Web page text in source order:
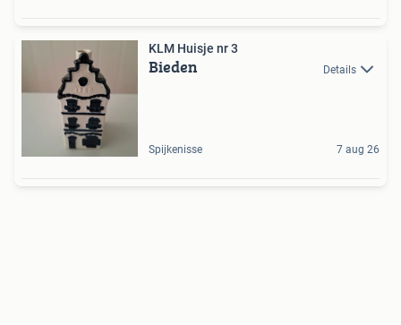
KLM Huisje nr 3
Bieden Details
Spijkenisse 7 aug 26